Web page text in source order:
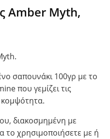
Amber Myth,
σαπουνάκι 100γρ με το
που γεμίζει τις
κομψότητα.
διακοσμημένη με
το χρησιμοποιήσετε με ή